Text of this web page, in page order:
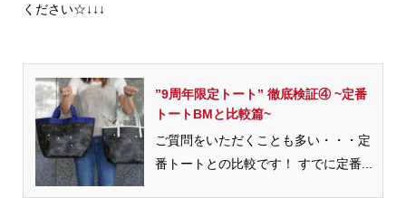
ください☆↓↓↓
”9周年限定トート” 徹底検証④ ~定番
トートBMと比較篇~
ご質問をいただくことも多い・・・定
番トートとの比較です！ すでに定番...